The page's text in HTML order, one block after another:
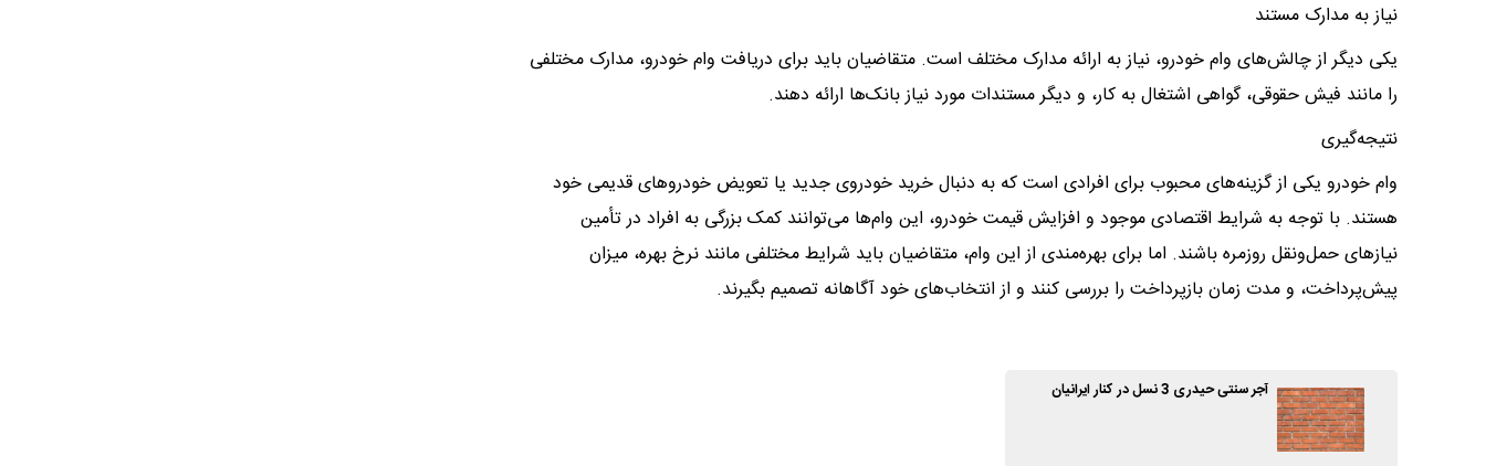
نیاز به مدارک مستند
یکی دیگر از چالش‌های وام خودرو، نیاز به ارائه مدارک مختلف است. متقاضیان باید برای دریافت وام خودرو، مدارک مختلفی
را مانند فیش حقوقی، گواهی اشتغال به کار، و دیگر مستندات مورد نیاز بانک‌ها ارائه دهند.
نتیجه‌گیری
وام خودرو یکی از گزینه‌های محبوب برای افرادی است که به دنبال خرید خودروی جدید یا تعویض خودروهای قدیمی خود
هستند. با توجه به شرایط اقتصادی موجود و افزایش قیمت خودرو، این وام‌ها می‌توانند کمک بزرگی به افراد در تأمین
نیازهای حمل‌ونقل روزمره باشند. اما برای بهره‌مندی از این وام، متقاضیان باید شرایط مختلفی مانند نرخ بهره، میزان
پیش‌پرداخت، و مدت زمان بازپرداخت را بررسی کنند و از انتخاب‌های خود آگاهانه تصمیم بگیرند.
آجر سنتی حیدری 3 نسل در کنار ایرانیان